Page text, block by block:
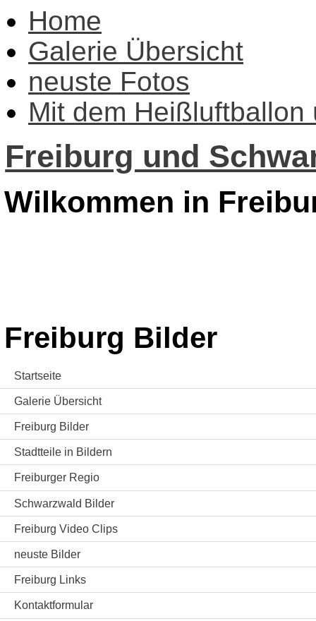
Home
Galerie Übersicht
neuste Fotos
Mit dem Heißluftballon
Freiburg und
Wilkommen in
Freiburg Bilder
Startseite
Galerie Übersicht
Freiburg Bilder
Stadtteile in Bildern
Freiburger Regio
Schwarzwald Bilder
Freiburg Video Clips
neuste Bilder
Freiburg Links
Kontaktformular